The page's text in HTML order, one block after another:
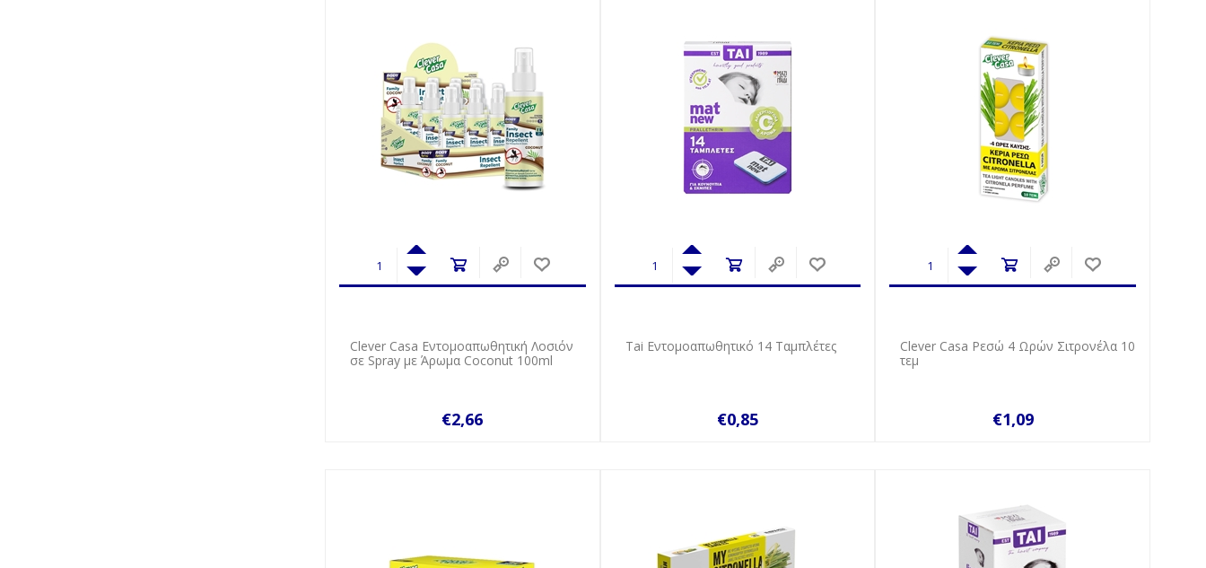
Clever Casa Εντομοαπωθητική Λοσιόν
σε Spray με Άρωμα Coconut 100ml
€2,66
Tai Εντομοαπωθητικό 14 Tαμπλέτες
€0,85
Clever Casa Ρεσώ 4 Ωρών Σιτρονέλα 10
τεμ
€1,09